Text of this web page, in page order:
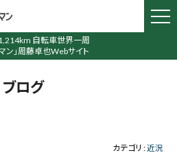
自転車世界一周
ン」周藤卓也Webサイト
ブログ
カテゴリ :近況